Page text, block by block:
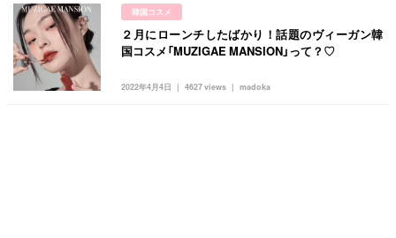
韓国コスメ
2022年4月4日 madoka
4627 views
２月にローンチしたばかり！話題のヴィーガン韓
国コスメ「MUZIGAE MANSION」って？♡